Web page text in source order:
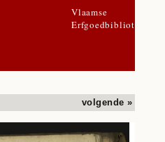
Vlaamse
Erfgoedbibliotheek
volgende »